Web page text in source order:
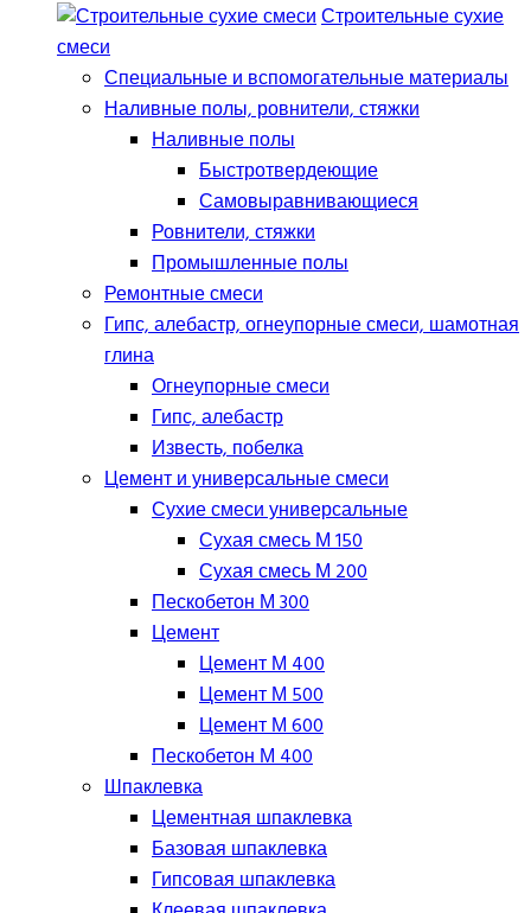
Строительные сухие
смеси
Специальные и вспомогательные материалы
Наливные полы, ровнители, стяжки
Наливные полы
Быстротвердеющие
Самовыравнивающиеся
Ровнители, стяжки
Промышленные полы
Ремонтные смеси
Гипс, алебастр, огнеупорные смеси, шамотная
глина
Огнеупорные смеси
Гипс, алебастр
Известь, побелка
Цемент и универсальные смеси
Сухие смеси универсальные
Сухая смесь М 150
Сухая смесь М 200
Пескобетон М 300
Цемент
Цемент М 400
Цемент М 500
Цемент М 600
Пескобетон М 400
Шпаклевка
Цементная шпаклевка
Базовая шпаклевка
Гипсовая шпаклевка